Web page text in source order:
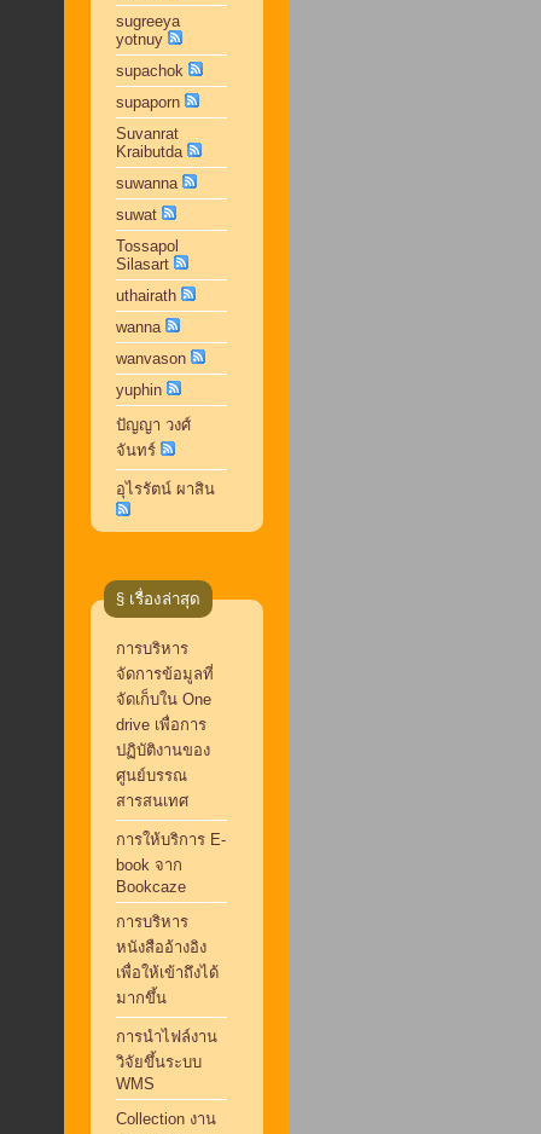
sugreeya
yotnuy
supachok
supaporn
Suvanrat
Kraibutda
suwanna
suwat
Tossapol
Silasart
uthairath
wanna
wanvason
yuphin
ปัญญา วงศ์
จันทร์
อุไรรัตน์ ผาสิน
§ เรื่องล่าสุด
การบริหาร
จัดการข้อมูลที่
จัดเก็บใน One
drive เพื่อการ
ปฏิบัติงานของ
ศูนย์บรรณ
สารสนเทศ
การให้บริการ E-
book จาก
Bookcaze
การบริหาร
หนังสืออ้างอิง
เพื่อให้เข้าถึงได้
มากขึ้น
การนำไฟล์งาน
วิจัยขึ้นระบบ
WMS
Collection งาน